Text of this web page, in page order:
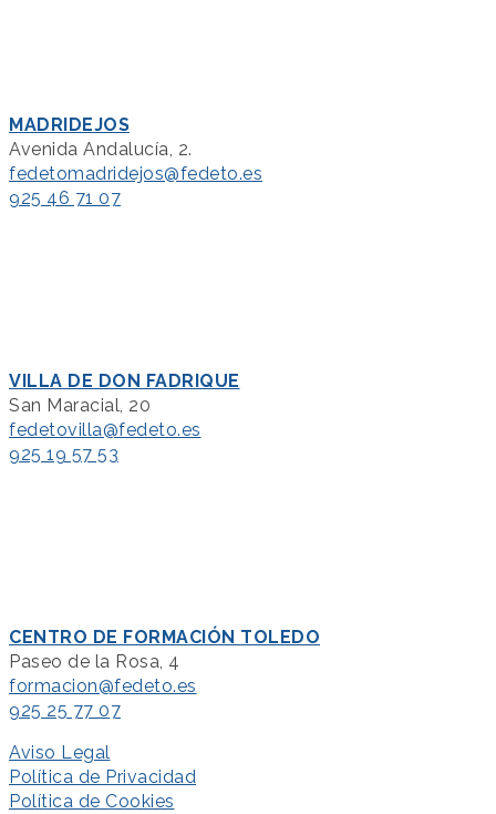
MADRIDEJOS
Avenida Andalucía, 2.
fedetomadridejos@fedeto.es
925 46 71 07
VILLA DE DON FADRIQUE
San Maracial, 20
fedetovilla@fedeto.es
925 19 57 53
CENTRO DE FORMACIÓN TOLEDO
Paseo de la Rosa, 4
formacion@fedeto.es
925 25 77 07
Aviso Legal
Política de Privacidad
Política de Cookies